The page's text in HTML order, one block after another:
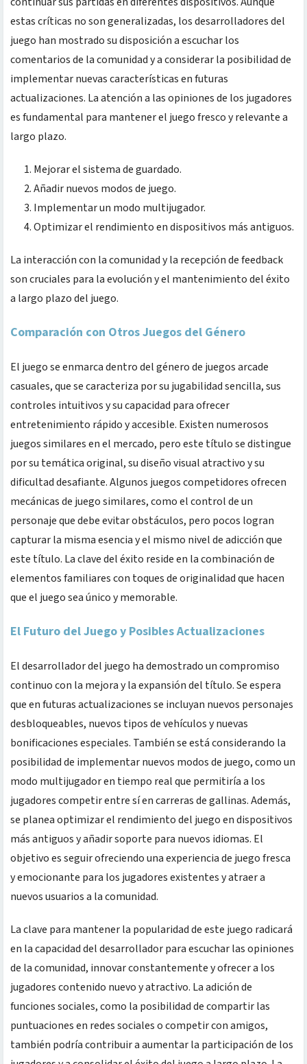
estas críticas no son generalizadas, los desarrolladores del
juego han mostrado su disposición a escuchar los
comentarios de la comunidad y a considerar la posibilidad de
implementar nuevas características en futuras
actualizaciones. La atención a las opiniones de los jugadores
es fundamental para mantener el juego fresco y relevante a
largo plazo.
Mejorar el sistema de guardado.
Añadir nuevos modos de juego.
Implementar un modo multijugador.
Optimizar el rendimiento en dispositivos más antiguos.
La interacción con la comunidad y la recepción de feedback
son cruciales para la evolución y el mantenimiento del éxito
a largo plazo del juego.
Comparación con Otros Juegos del Género
El juego se enmarca dentro del género de juegos arcade
casuales, que se caracteriza por su jugabilidad sencilla, sus
controles intuitivos y su capacidad para ofrecer
entretenimiento rápido y accesible. Existen numerosos
juegos similares en el mercado, pero este título se distingue
por su temática original, su diseño visual atractivo y su
dificultad desafiante. Algunos juegos competidores ofrecen
mecánicas de juego similares, como el control de un
personaje que debe evitar obstáculos, pero pocos logran
capturar la misma esencia y el mismo nivel de adicción que
este título. La clave del éxito reside en la combinación de
elementos familiares con toques de originalidad que hacen
que el juego sea único y memorable.
El Futuro del Juego y Posibles Actualizaciones
El desarrollador del juego ha demostrado un compromiso
continuo con la mejora y la expansión del título. Se espera
que en futuras actualizaciones se incluyan nuevos personajes
desbloqueables, nuevos tipos de vehículos y nuevas
bonificaciones especiales. También se está considerando la
posibilidad de implementar nuevos modos de juego, como un
modo multijugador en tiempo real que permitiría a los
jugadores competir entre sí en carreras de gallinas. Además,
se planea optimizar el rendimiento del juego en dispositivos
más antiguos y añadir soporte para nuevos idiomas. El
objetivo es seguir ofreciendo una experiencia de juego fresca
y emocionante para los jugadores existentes y atraer a
nuevos usuarios a la comunidad.
La clave para mantener la popularidad de este juego radicará
en la capacidad del desarrollador para escuchar las opiniones
de la comunidad, innovar constantemente y ofrecer a los
jugadores contenido nuevo y atractivo. La adición de
funciones sociales, como la posibilidad de compartir las
puntuaciones en redes sociales o competir con amigos,
también podría contribuir a aumentar la participación de los